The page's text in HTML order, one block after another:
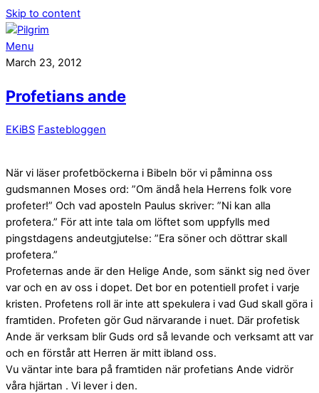
Skip to content
Menu
March 23, 2012
Profetians ande
EKiBS Fastebloggen
När vi läser profetböckerna i Bibeln bör vi påminna oss
gudsmannen Moses ord: ”Om ändå hela Herrens folk vore
profeter!” Och vad aposteln Paulus skriver: ”Ni kan alla
profetera.” För att inte tala om löftet som uppfylls med
pingstdagens andeutgjutelse: ”Era söner och döttrar skall
profetera.”
Profeternas ande är den Helige Ande, som sänkt sig ned över
var och en av oss i dopet. Det bor en potentiell profet i varje
kristen. Profetens roll är inte att spekulera i vad Gud skall göra i
framtiden. Profeten gör Gud närvarande i nuet. Där profetisk
Ande är verksam blir Guds ord så levande och verksamt att var
och en förstår att Herren är mitt ibland oss.
Vu väntar inte bara på framtiden när profetians Ande vidrör
våra hjärtan . Vi lever i den.